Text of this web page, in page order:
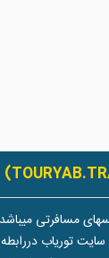
مسافرتی
توریاب